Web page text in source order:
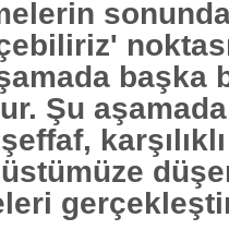
başka
Şu